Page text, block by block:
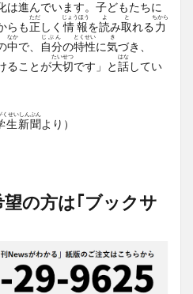
は進んでいます。 子どもたちに
らも正
ただ
しく 情報
じょうほう
を読
よ
み取
と
れる力
ちから
中
なか
で、 自分
じぶん
の特性
とくせい
に気
き
づき、
ることが大切
たいせつ
です」と話
はな
してい
生新聞
くせいしんぶん
より）
の方は｢ブックサ